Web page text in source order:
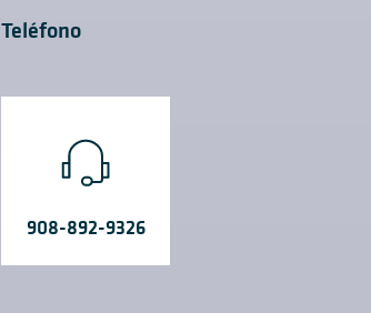
Teléfono
908-892-9326